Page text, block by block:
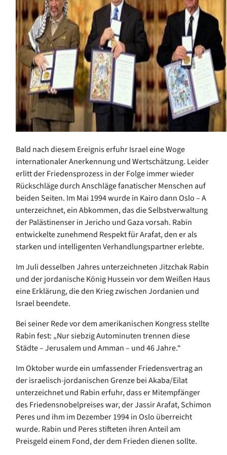
Bald nach diesem Ereignis erfuhr Israel eine Woge
internationaler Anerkennung und Wertschätzung. Leider
erlitt der Friedensprozess in der Folge immer wieder
Rückschläge durch Anschläge fanatischer Menschen auf
beiden Seiten. Im Mai 1994 wurde in Kairo dann Oslo – A
unterzeichnet, ein Abkommen, das die Selbstverwaltung
der Palästinenser in Jericho und Gaza vorsah. Rabin
entwickelte zunehmend Respekt für Arafat, den er als
starken und intelligenten Verhandlungspartner erlebte.
Im Juli desselben Jahres unterzeichneten Jitzchak Rabin
und der jordanische König Hussein vor dem Weißen Haus
eine Erklärung, die den Krieg zwischen Jordanien und
Israel beendete.
Bei seiner Rede vor dem amerikanischen Kongress stellte
Rabin fest: „Nur siebzig Autominuten trennen diese
Städte – Jerusalem und Amman – und 46 Jahre.“
Im Oktober wurde ein umfassender Friedensvertrag an
der israelisch-jordanischen Grenze bei Akaba/Eilat
unterzeichnet und Rabin erfuhr, dass er Mitempfänger
des Friedensnobelpreises war, der Jassir Arafat, Schimon
Peres und ihm im Dezember 1994 in Oslo überreicht
wurde. Rabin und Peres stifteten ihren Anteil am
Preisgeld einem Fond, der dem Frieden dienen sollte.